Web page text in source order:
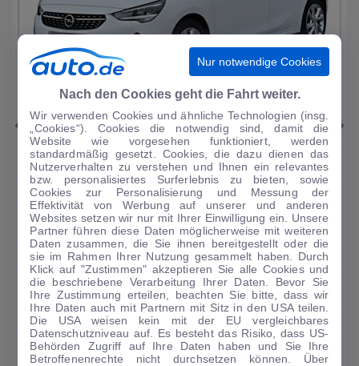
|19
Opel Corsa
Elegance 1.2T*Autom LED R-Kam Tempo Blueto...
33.297 km· 07/2023· Benzin·Automatik
Finanzierung Kaufen
134€/mtl.
Guter Preis4
0 € Anzahlung ·60 Monate ·Finanzierungs-Details
Angebot anfragen Rate anpassen
Kraftstoffverbrauch komb. 5,4 l/100 km · CO₂-Emissionen komb. 123 g/km
· CO₂-Klasse D · WLTP*
Nur notwendige Cookies
Nach den Cookies geht die Fahrt weiter.
Wir verwenden Cookies und ähnliche Technologien (insg.
„Cookies“). Cookies die notwendig sind, damit die
Website wie vorgesehen funktioniert, werden
standardmäßig gesetzt. Cookies, die dazu dienen das
Nutzerverhalten zu verstehen und Ihnen ein relevantes
bzw. personalisiertes Surferlebnis zu bieten, sowie
Cookies zur Personalisierung und Messung der
Effektivität von Werbung auf unserer und anderen
Websites setzen wir nur mit Ihrer Einwilligung ein. Unsere
Partner führen diese Daten möglicherweise mit weiteren
Daten zusammen, die Sie ihnen bereitgestellt oder die
sie im Rahmen Ihrer Nutzung gesammelt haben. Durch
Klick auf "Zustimmen" akzeptieren Sie alle Cookies und
die beschriebene Verarbeitung Ihrer Daten. Bevor Sie
Ihre Zustimmung erteilen, beachten Sie bitte, dass wir
Ihre Daten auch mit Partnern mit Sitz in den USA teilen.
Die USA weisen kein mit der EU vergleichbares
Datenschutzniveau auf. Es besteht das Risiko, dass US-
Behörden Zugriff auf Ihre Daten haben und Sie Ihre
Betroffenenrechte nicht durchsetzen können. Über